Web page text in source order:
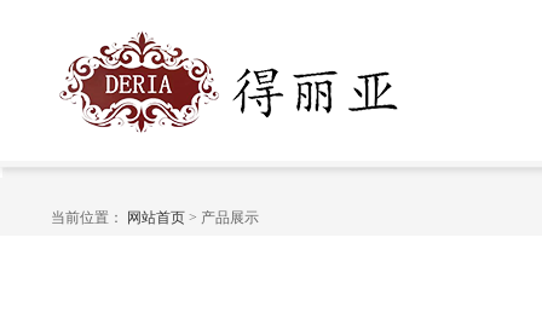
当前位置： 网站首页 > 产品展示